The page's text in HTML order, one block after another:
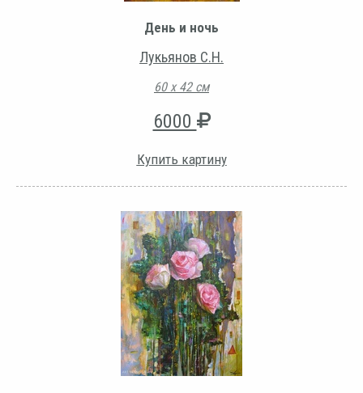
День и ночь
Лукьянов С.Н.
60 х 42 см
6000
Купить картину